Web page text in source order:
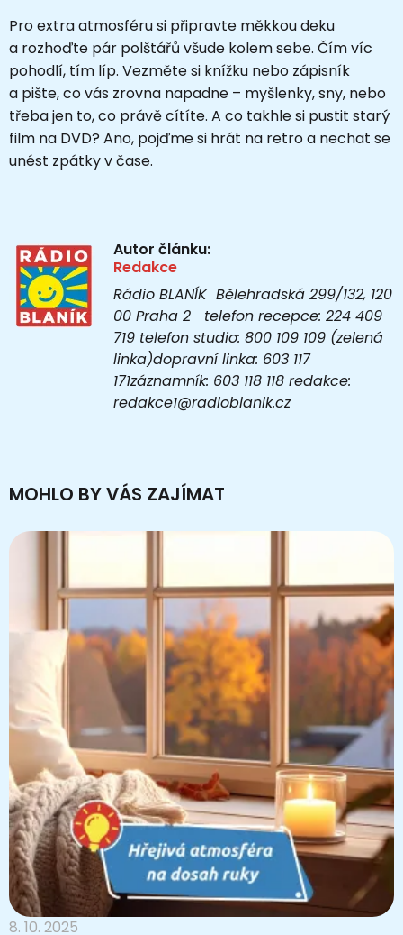
Pro extra atmosféru si připravte měkkou deku
a rozhoďte pár polštářů všude kolem sebe. Čím víc
pohodlí, tím líp. Vezměte si knížku nebo zápisník
a pište, co vás zrovna napadne – myšlenky, sny, nebo
třeba jen to, co právě cítíte. A co takhle si pustit starý
film na DVD? Ano, pojďme si hrát na retro a nechat se
unést zpátky v čase.
Autor článku:
Redakce
Rádio BLANÍK Bělehradská 299/132, 120
00 Praha 2 telefon recepce: 224 409
719 telefon studio: 800 109 109 (zelená
linka)dopravní linka: 603 117
171záznamník: 603 118 118 redakce:
redakce1@radioblanik.cz
MOHLO BY VÁS ZAJÍMAT
8. 10. 2025